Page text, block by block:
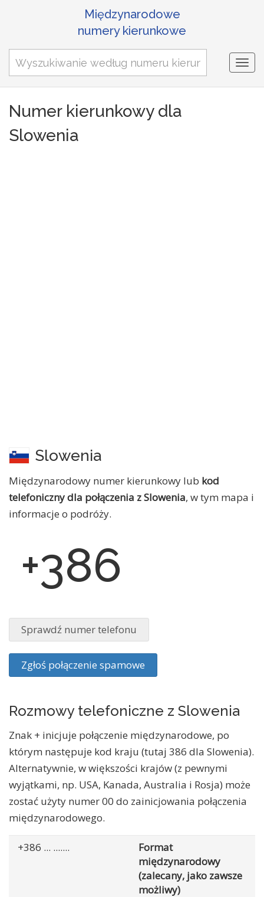
Międzynarodowe
numery kierunkowe
Numer kierunkowy dla
Slowenia
Slowenia
Międzynarodowy numer kierunkowy lub kod
telefoniczny dla połączenia z Slowenia, w tym mapa i
informacje o podróży.
+386
Sprawdź numer telefonu
Zgłoś połączenie spamowe
Rozmowy telefoniczne z Slowenia
Znak + inicjuje połączenie międzynarodowe, po
którym następuje kod kraju (tutaj 386 dla Slowenia).
Alternatywnie, w większości krajów (z pewnymi
wyjątkami, np. USA, Kanada, Australia i Rosja) może
zostać użyty numer 00 do zainicjowania połączenia
międzynarodowego.
+386 ... .......
Format
międzynarodowy
(zalecany, jako zawsze
możliwy)